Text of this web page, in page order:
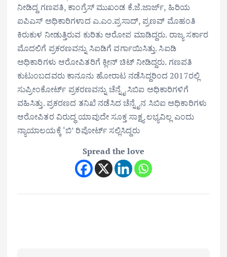
ನೀಡಿದ್ದ ಗಣಪತಿ, ಕಾಂಗ್ರೆಸ್ ಮುಖಂಡ ಕೆ.ಜೆ.ಜಾರ್ಜ್, ಹಿರಿಯ
ಐಪಿಎಸ್ ಅಧಿಕಾರಿಗಳಾದ ಎ.ಎಂ.ಪ್ರಸಾದ್, ಪ್ರಣವ್ ಮೊಹಂತಿ
ಕಿರುಕುಳ ನೀಡುತ್ತಿರುವ ಕುರಿತು ಆರೋಪ ಮಾಡಿದ್ದರು. ರಾಜ್ಯ ಸರ್ಕಾರ
ಮೊದಲಿಗೆ ಪ್ರಕರಣವನ್ನು ಸಿಐಡಿಗೆ ವರ್ಗಾಯಿಸಿತ್ತು. ಸಿಐಡಿ
ಅಧಿಕಾರಿಗಳು ಆರೋಪಿತರಿಗೆ ಕ್ಲೀನ್ ಚಿಟ್ ನೀಡಿದ್ದರು. ಗಣಪತಿ
ಕುಟುಂಬದವರು ಕಾನೂನು ಹೋರಾಟ ನಡೆಸಿದ್ದರಿಂದ 2017ರಲ್ಲಿ
ಸುಪ್ರೀಂಕೋರ್ಟ್ ಪ್ರಕರಣವನ್ನು ಚೆನ್ನೈ ಸಿಬಿಐ ಅಧಿಕಾರಿಗಳಿಗೆ
ವಹಿಸಿತ್ತು. ಪ್ರಕರಣದ ತನಿಖೆ ನಡೆಸಿದ ಚೆನ್ನೈನ ಸಿಬಿಐ ಅಧಿಕಾರಿಗಳು
ಆರೋಪಿತರ ವಿರುದ್ಧ ಯಾವುದೇ ಸೂಕ್ತ ಸಾಕ್ಷ್ಯ ಲಭ್ಯವಿಲ್ಲ ಎಂದು
ನ್ಯಾಯಾಲಯಕ್ಕೆ ‘ಬಿ’ ರಿಪೋರ್ಟ್ ಸಲ್ಲಿಸಿದ್ದರು
Spread the love